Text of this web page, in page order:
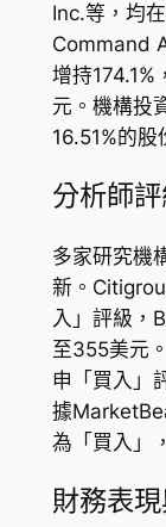
Inc.等，均
Command
增持
元。機構投
16.51%的股
分析師
多家研究機
新。
入」評級，
至355美元
申「買入」
據
為「買入」
財務表